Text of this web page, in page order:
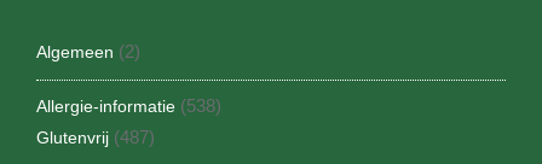
Algemeen (2)
Allergie-informatie (538)
Glutenvrij (487)